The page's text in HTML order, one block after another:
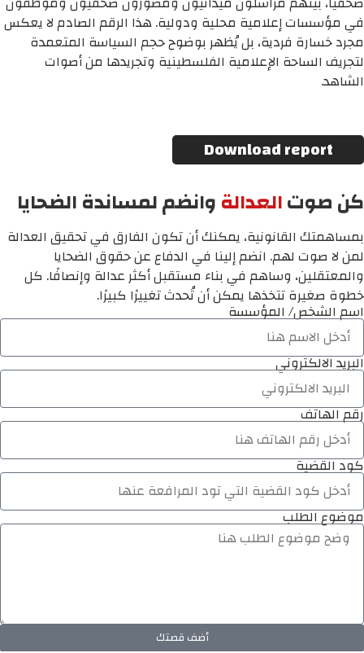
في مؤسسات إعلامية محلية ودولية. هذا الرقم الصادم لا يعكس
مجرد خسارة فردية، بل يُظهر بوضوح حجم السياسة المتعمدة
لتجريف الساحة الإعلامية الفلسطينية وتجريدها من أصوات
الشاهد.
Download report
كن صوتالعدالةوانضم لمساندة الضحايا
بمساهمتك القانونية، يمكنك أن تكون الفارق في تحقيق العدالة
لمن لا صوت لهم. انضم إلينا في الدفاع عن حقوق الضحايا
والمعتقلين، وساهم في بناء مستقبل أكثر عدالة وإنصافًا. كل
خطوة صغيرة تتخذها يمكن أن تُحدث تغييرًا كبيرًا.
اسم الشخص/ المؤسسة
البريد الالكتروني
رقم الهاتف
كود القضية
موضوع الطلب
أضف قصتك